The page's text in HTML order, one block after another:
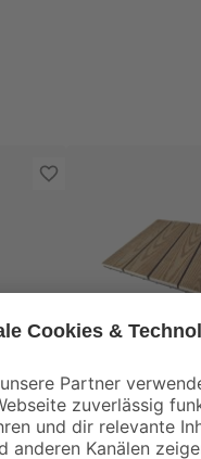
2
WPC-
sandfarben